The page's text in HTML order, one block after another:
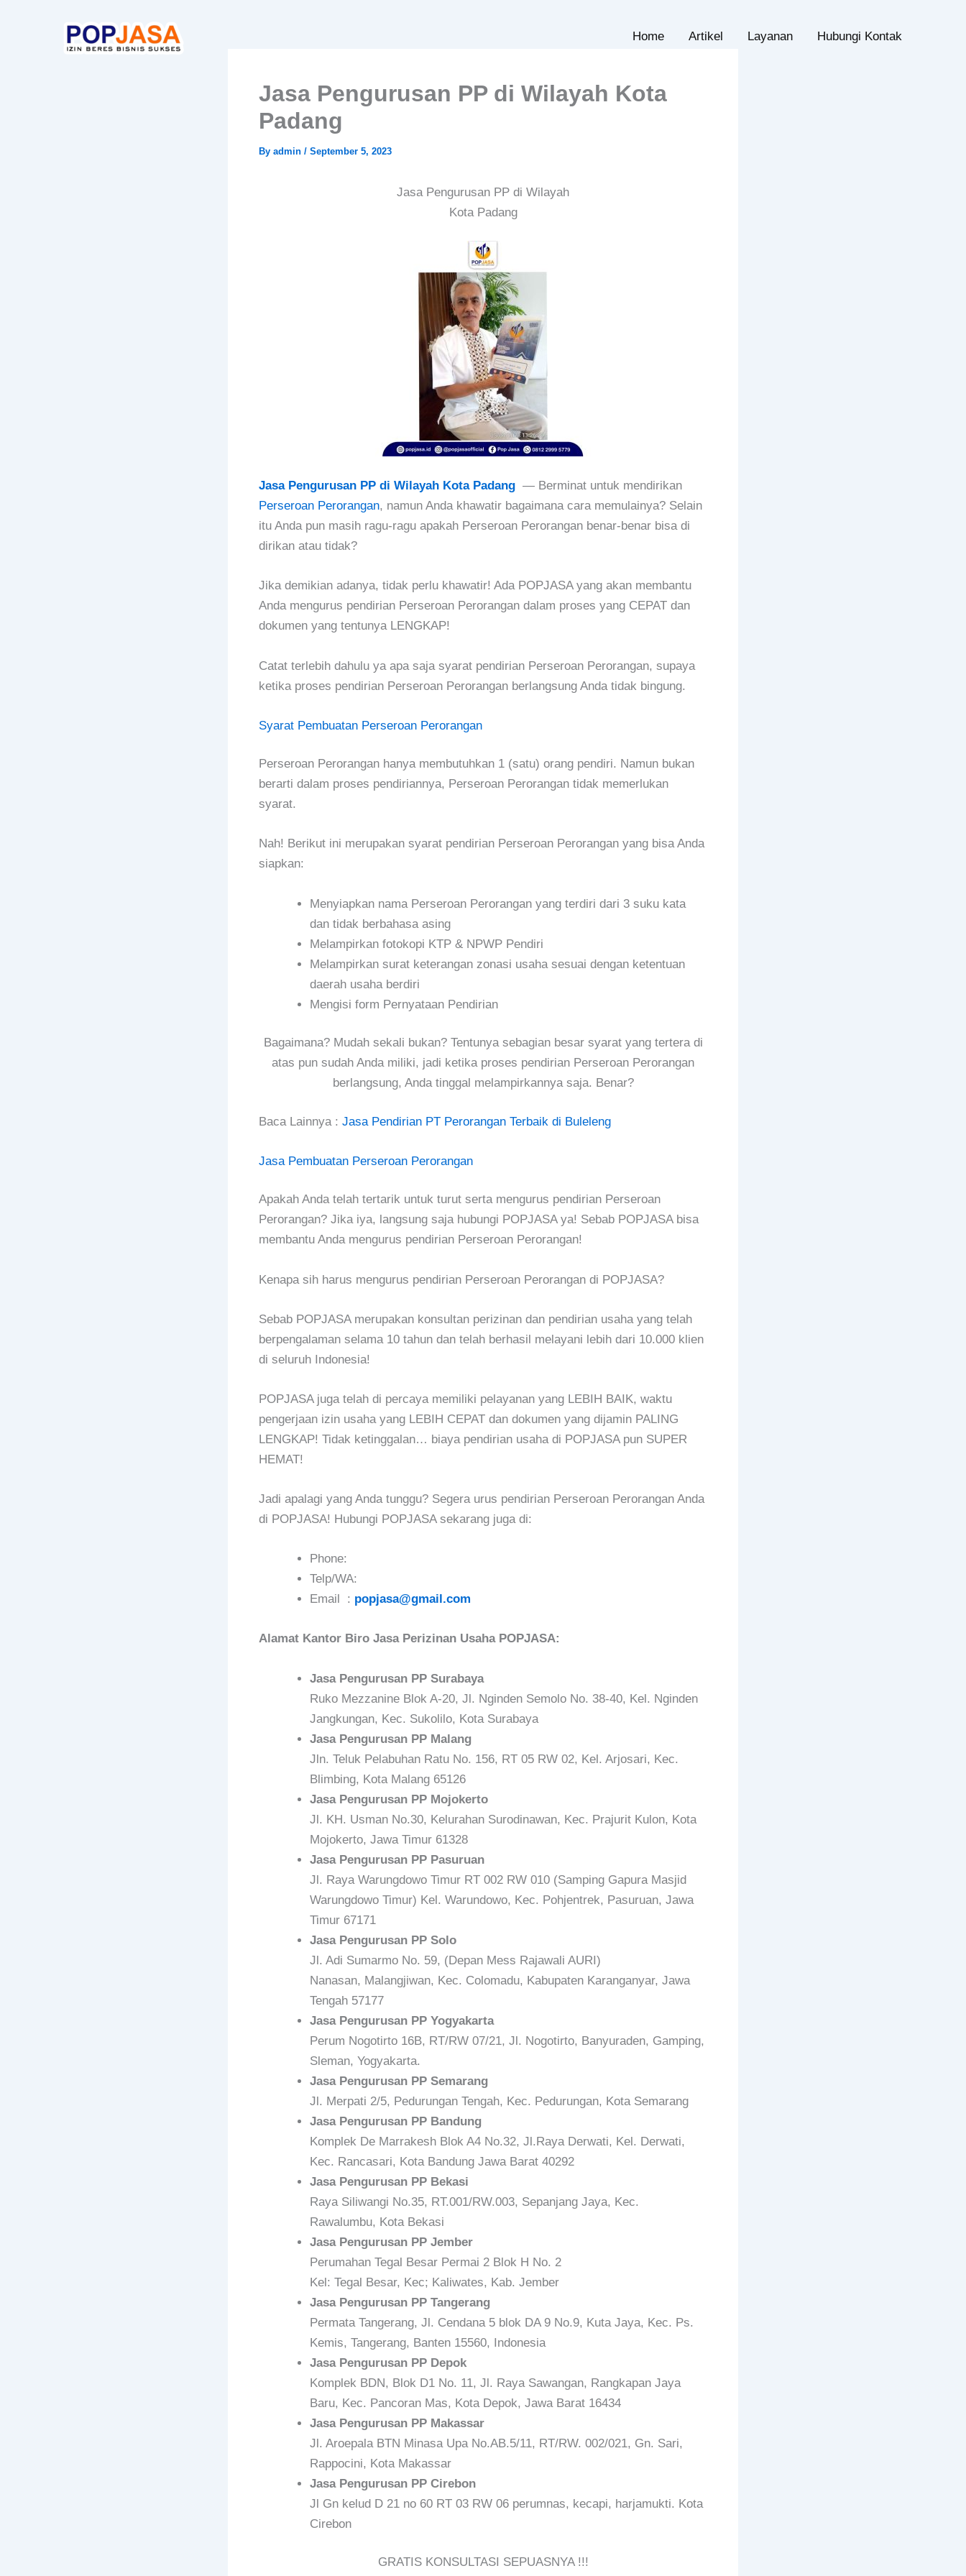
Home Artikel Layanan Hubungi Kontak
Jasa Pengurusan PP di Wilayah Kota
Padang
By admin / September 5, 2023
Jasa Pengurusan PP di Wilayah
Kota Padang
Jasa Pengurusan PP di Wilayah Kota Padang — Berminat untuk mendirikan
Perseroan Perorangan, namun Anda khawatir bagaimana cara memulainya? Selain
itu Anda pun masih ragu-ragu apakah Perseroan Perorangan benar-benar bisa di
dirikan atau tidak?
Jika demikian adanya, tidak perlu khawatir! Ada POPJASA yang akan membantu
Anda mengurus pendirian Perseroan Perorangan dalam proses yang CEPAT dan
dokumen yang tentunya LENGKAP!
Catat terlebih dahulu ya apa saja syarat pendirian Perseroan Perorangan, supaya
ketika proses pendirian Perseroan Perorangan berlangsung Anda tidak bingung.
Syarat Pembuatan Perseroan Perorangan
Perseroan Perorangan hanya membutuhkan 1 (satu) orang pendiri. Namun bukan
berarti dalam proses pendiriannya, Perseroan Perorangan tidak memerlukan
syarat.
Nah! Berikut ini merupakan syarat pendirian Perseroan Perorangan yang bisa Anda
siapkan:
Menyiapkan nama Perseroan Perorangan yang terdiri dari 3 suku kata
dan tidak berbahasa asing
Melampirkan fotokopi KTP & NPWP Pendiri
Melampirkan surat keterangan zonasi usaha sesuai dengan ketentuan
daerah usaha berdiri
Mengisi form Pernyataan Pendirian
Bagaimana? Mudah sekali bukan? Tentunya sebagian besar syarat yang tertera di
atas pun sudah Anda miliki, jadi ketika proses pendirian Perseroan Perorangan
berlangsung, Anda tinggal melampirkannya saja. Benar?
Baca Lainnya : Jasa Pendirian PT Perorangan Terbaik di Buleleng
Jasa Pembuatan Perseroan Perorangan
Apakah Anda telah tertarik untuk turut serta mengurus pendirian Perseroan
Perorangan? Jika iya, langsung saja hubungi POPJASA ya! Sebab POPJASA bisa
membantu Anda mengurus pendirian Perseroan Perorangan!
Kenapa sih harus mengurus pendirian Perseroan Perorangan di POPJASA?
Sebab POPJASA merupakan konsultan perizinan dan pendirian usaha yang telah
berpengalaman selama 10 tahun dan telah berhasil melayani lebih dari 10.000 klien
di seluruh Indonesia!
POPJASA juga telah di percaya memiliki pelayanan yang LEBIH BAIK, waktu
pengerjaan izin usaha yang LEBIH CEPAT dan dokumen yang dijamin PALING
LENGKAP! Tidak ketinggalan… biaya pendirian usaha di POPJASA pun SUPER
HEMAT!
Jadi apalagi yang Anda tunggu? Segera urus pendirian Perseroan Perorangan Anda
di POPJASA! Hubungi POPJASA sekarang juga di:
Phone:
Telp/WA:
Email : popjasa@gmail.com
Alamat Kantor Biro Jasa Perizinan Usaha POPJASA:
Jasa Pengurusan PP Surabaya
Ruko Mezzanine Blok A-20, Jl. Nginden Semolo No. 38-40, Kel. Nginden
Jangkungan, Kec. Sukolilo, Kota Surabaya
Jasa Pengurusan PP Malang
Jln. Teluk Pelabuhan Ratu No. 156, RT 05 RW 02, Kel. Arjosari, Kec.
Blimbing, Kota Malang 65126
Jasa Pengurusan PP Mojokerto
Jl. KH. Usman No.30, Kelurahan Surodinawan, Kec. Prajurit Kulon, Kota
Mojokerto, Jawa Timur 61328
Jasa Pengurusan PP Pasuruan
Jl. Raya Warungdowo Timur RT 002 RW 010 (Samping Gapura Masjid
Warungdowo Timur) Kel. Warundowo, Kec. Pohjentrek, Pasuruan, Jawa
Timur 67171
Jasa Pengurusan PP Solo
Jl. Adi Sumarmo No. 59, (Depan Mess Rajawali AURI)
Nanasan, Malangjiwan, Kec. Colomadu, Kabupaten Karanganyar, Jawa
Tengah 57177
Jasa Pengurusan PP Yogyakarta
Perum Nogotirto 16B, RT/RW 07/21, Jl. Nogotirto, Banyuraden, Gamping,
Sleman, Yogyakarta.
Jasa Pengurusan PP Semarang
Jl. Merpati 2/5, Pedurungan Tengah, Kec. Pedurungan, Kota Semarang
Jasa Pengurusan PP Bandung
Komplek De Marrakesh Blok A4 No.32, Jl.Raya Derwati, Kel. Derwati,
Kec. Rancasari, Kota Bandung Jawa Barat 40292
Jasa Pengurusan PP Bekasi
Raya Siliwangi No.35, RT.001/RW.003, Sepanjang Jaya, Kec.
Rawalumbu, Kota Bekasi
Jasa Pengurusan PP Jember
Perumahan Tegal Besar Permai 2 Blok H No. 2
Kel: Tegal Besar, Kec; Kaliwates, Kab. Jember
Jasa Pengurusan PP Tangerang
Permata Tangerang, Jl. Cendana 5 blok DA 9 No.9, Kuta Jaya, Kec. Ps.
Kemis, Tangerang, Banten 15560, Indonesia
Jasa Pengurusan PP Depok
Komplek BDN, Blok D1 No. 11, Jl. Raya Sawangan, Rangkapan Jaya
Baru, Kec. Pancoran Mas, Kota Depok, Jawa Barat 16434
Jasa Pengurusan PP Makassar
Jl. Aroepala BTN Minasa Upa No.AB.5/11, RT/RW. 002/021, Gn. Sari,
Rappocini, Kota Makassar
Jasa Pengurusan PP Cirebon
Jl Gn kelud D 21 no 60 RT 03 RW 06 perumnas, kecapi, harjamukti. Kota
Cirebon
GRATIS KONSULTASI SEPUASNYA !!!